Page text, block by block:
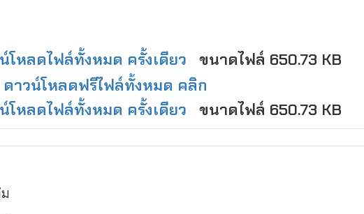
โหลดไฟล์ทั้งหมด ครั้งเดียว
ขนาดไฟล์ 650.73 KB
ดาวน์โหลดฟรีไฟล์ทั้งหมด คลิก
โหลดไฟล์ทั้งหมด ครั้งเดียว
ขนาดไฟล์ 650.73 KB